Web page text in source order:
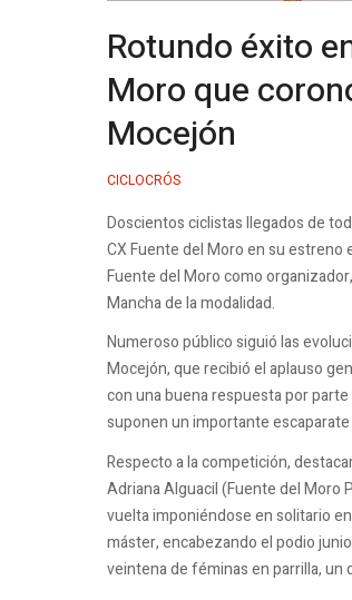
Rotundo éxito
Moro que
Mocejón
CICLOCRÓS
Doscientos ciclistas llegados de
CX Fuente del Moro en su estreno
Fuente del Moro como
Mancha de la modalidad.
Numeroso público siguió las
Mocejón, que recibió el aplauso
con una buena respuesta por
suponen un importante escaparate
Respecto a la competición,
Adriana Alguacil (Fuente del Moro
vuelta imponiéndose en solitario
máster, encabezando el podio
veintena de féminas en parrilla,